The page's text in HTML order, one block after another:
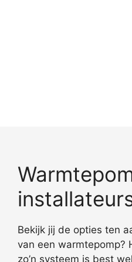
Bekijk jij de opties ten
van een warmtepomp?
zo’n systeem is best